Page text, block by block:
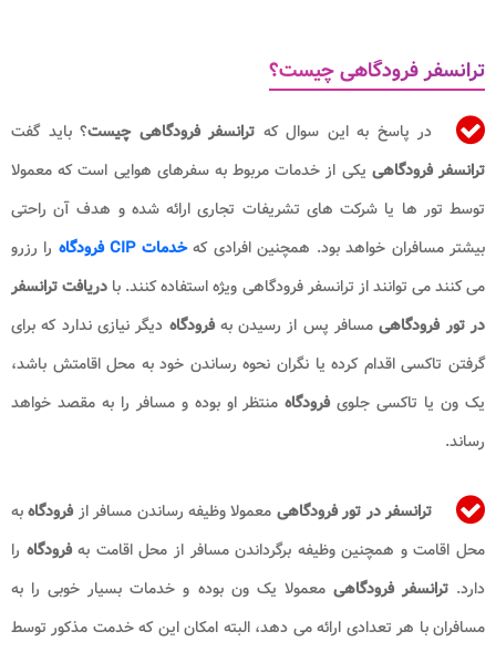
ترانسفر فرودگاهی چیست؟
در پاسخ به این سوال که ترانسفر فرودگاهی چیست؟ باید گفت
ترانسفر فرودگاهی یکی از خدمات مربوط به سفرهای هوایی است که معمولا
توسط تور ها یا شرکت های تشریفات تجاری ارائه شده و هدف آن راحتی
بیشتر مسافران خواهد بود. همچنین افرادی کهخدمات CIP فرودگاه
را رزرو
می کنند می توانند از ترانسفر فرودگاهی ویژه استفاده کنند. با دریافت ترانسفر
در تور فرودگاهیمسافر پس از رسیدن بهفرودگاه دیگر نیازی ندارد که برای
گرفتن تاکسی اقدام کرده یا نگران نحوه رساندن خود به محل اقامتش باشد،
یک ون یا تاکسی جلویفرودگاهمنتظر او بوده و مسافر را به مقصد خواهد
رساند.
ترانسفر در تور فرودگاهی معمولا وظیفه رساندن مسافر ازفرودگاهبه
محل اقامت و همچنین وظیفه برگرداندن مسافر از محل اقامت بهفرودگاه را
دارد.ترانسفر فرودگاهی معمولا یک ون بوده و خدمات بسیار خوبی را به
مسافران با هر تعدادی ارائه می دهد، البته امکان این که خدمت مذکور توسط